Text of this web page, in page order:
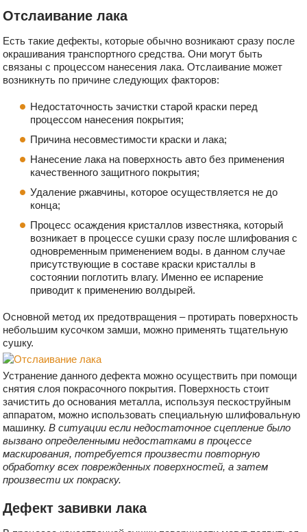
Отслаивание лака
Есть такие дефекты, которые обычно возникают сразу после
окрашивания транспортного средства. Они могут быть
связаны с процессом нанесения лака. Отслаивание может
возникнуть по причине следующих факторов:
Недостаточность зачистки старой краски перед
процессом нанесения покрытия;
Причина несовместимости краски и лака;
Нанесение лака на поверхность авто без применения
качественного защитного покрытия;
Удаление ржавчины, которое осуществляется не до
конца;
Процесс осаждения кристаллов известняка, который
возникает в процессе сушки сразу после шлифования с
одновременным применением воды. в данном случае
присутствующие в составе краски кристаллы в
состоянии поглотить влагу. Именно ее испарение
приводит к применению волдырей.
Основной метод их предотвращения – протирать поверхность
небольшим кусочком замши, можно применять тщательную
сушку.
Устранение данного дефекта можно осуществить при помощи
снятия слоя покрасочного покрытия. Поверхность стоит
зачистить до основания металла, используя пескоструйным
аппаратом, можно использовать специальную шлифовальную
машинку. В ситуации если недостаточное сцепление было
вызвано определенными недостатками в процессе
маскирования, потребуется произвести повторную
обработку всех поврежденных поверхностей, а затем
произвести их покраску.
Дефект завивки лака